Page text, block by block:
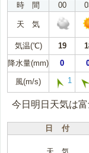
時 間
00
天 気
気温(℃) 19
降水量(mm)
0
風(m/s) 1
今日明日天気は
日 付